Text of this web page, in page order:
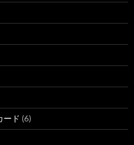
ード (6)